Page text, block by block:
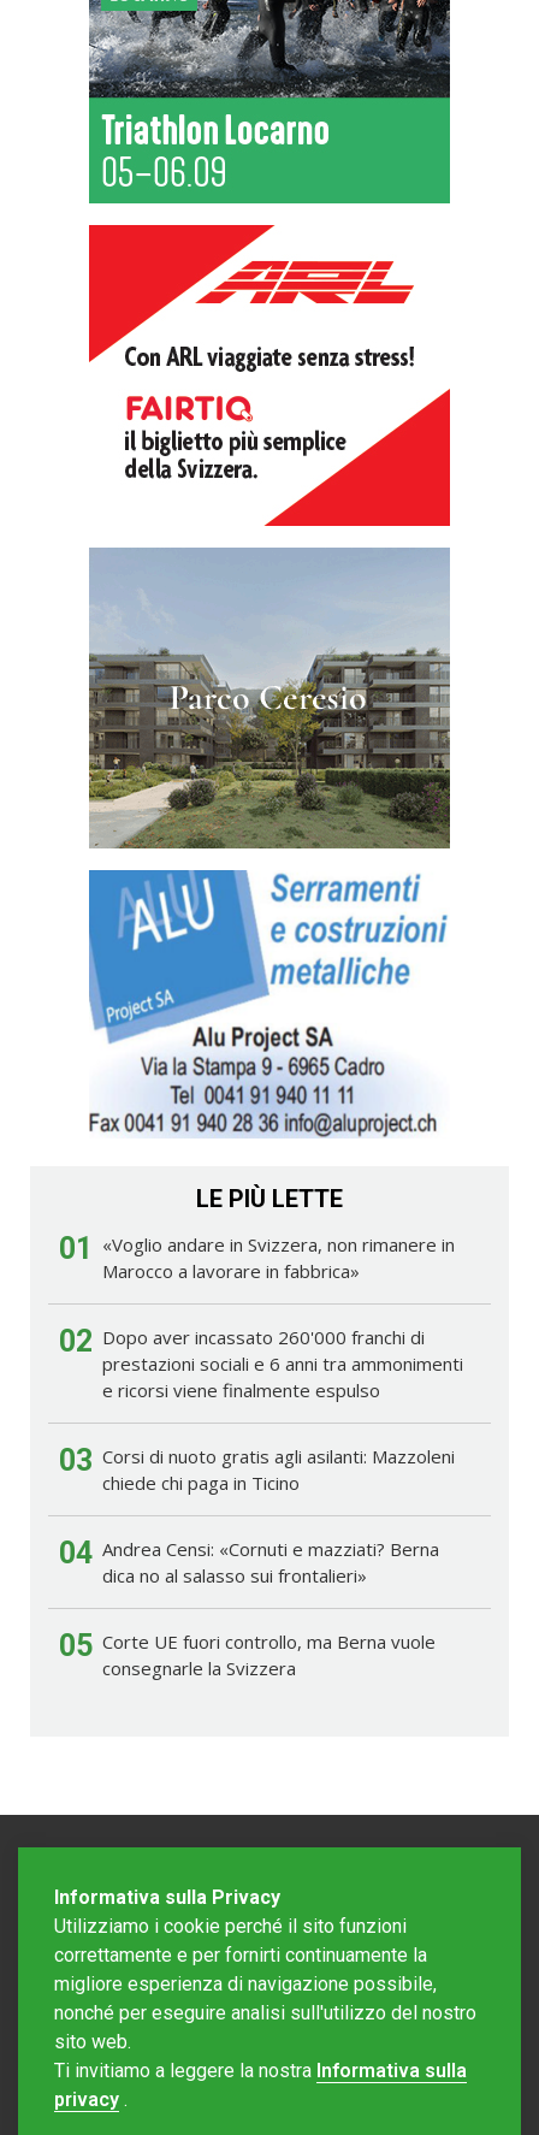
LE PIÙ LETTE
01
«Voglio andare in Svizzera, non rimanere in
Marocco a lavorare in fabbrica»
02 Dopo aver incassato 260'000 franchi di
prestazioni sociali e 6 anni tra ammonimenti
e ricorsi viene finalmente espulso
03 Corsi di nuoto gratis agli asilanti: Mazzoleni
chiede chi paga in Ticino
04 Andrea Censi: «Cornuti e mazziati? Berna
dica no al salasso sui frontalieri»
05 Corte UE fuori controllo, ma Berna vuole
consegnarle la Svizzera
Editore Rotostampa SA
Informativa sulla Privacy
Utilizziamo i cookie perché il sito funzioni
correttamente e per fornirti continuamente la
migliore esperienza di navigazione possibile,
nonché per eseguire analisi sull'utilizzo del nostro
sito web.
Ti invitiamo a leggere la nostra Informativa sulla
privacy .